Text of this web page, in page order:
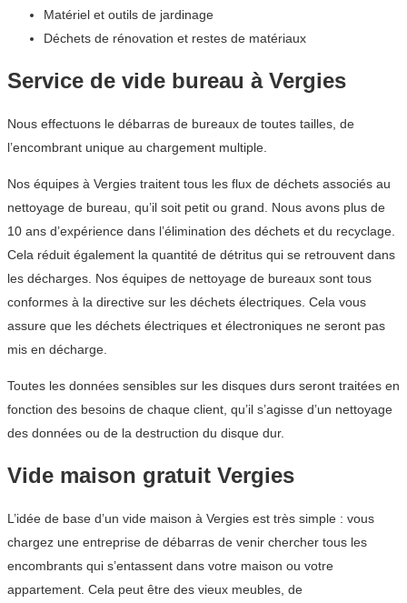
Matériel et outils de jardinage
Déchets de rénovation et restes de matériaux
Service de vide bureau à Vergies
Nous effectuons le débarras de bureaux de toutes tailles, de
l’encombrant unique au chargement multiple.
Nos équipes à Vergies traitent tous les flux de déchets associés au
nettoyage de bureau, qu’il soit petit ou grand. Nous avons plus de
10 ans d’expérience dans l’élimination des déchets et du recyclage.
Cela réduit également la quantité de détritus qui se retrouvent dans
les décharges. Nos équipes de nettoyage de bureaux sont tous
conformes à la directive sur les déchets électriques. Cela vous
assure que les déchets électriques et électroniques ne seront pas
mis en décharge.
Toutes les données sensibles sur les disques durs seront traitées en
fonction des besoins de chaque client, qu’il s’agisse d’un nettoyage
des données ou de la destruction du disque dur.
Vide maison gratuit Vergies
L’idée de base d’un vide maison à Vergies est très simple : vous
chargez une entreprise de débarras de venir chercher tous les
encombrants qui s’entassent dans votre maison ou votre
appartement. Cela peut être des vieux meubles, de